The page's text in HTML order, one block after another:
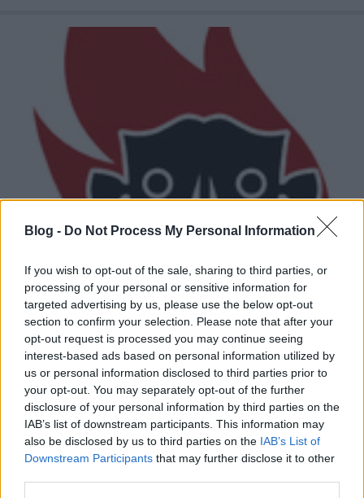
Blog - Do Not Process My Personal Information
If you wish to opt-out of the sale, sharing to third parties, or
processing of your personal or sensitive information for
targeted advertising by us, please use the below opt-out
section to confirm your selection. Please note that after your
opt-out request is processed you may continue seeing
interest-based ads based on personal information utilized by
us or personal information disclosed to third parties prior to
your opt-out. You may separately opt-out of the further
disclosure of your personal information by third parties on the
IAB’s list of downstream participants. This information may
also be disclosed by us to third parties on the IAB’s List of
Downstream Participants that may further disclose it to other
Homofób tartalma miatt betiltottak
egy Dire Straits-slágert
lánggitár•2011. január 14.
Mostantól, ha bármelyik